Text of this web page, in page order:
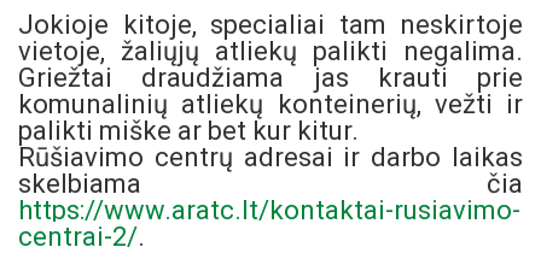
Jokioje kitoje, specialiai tam neskirtoje
vietoje, žaliųjų atliekų palikti negalima.
Griežtai draudžiama jas krauti prie
komunalinių atliekų konteinerių, vežti ir
palikti miške ar bet kur kitur.
Rūšiavimo centrų adresai ir darbo laikas
skelbiama čia
https://www.aratc.lt/kontaktai-rusiavimo-
centrai-2/.